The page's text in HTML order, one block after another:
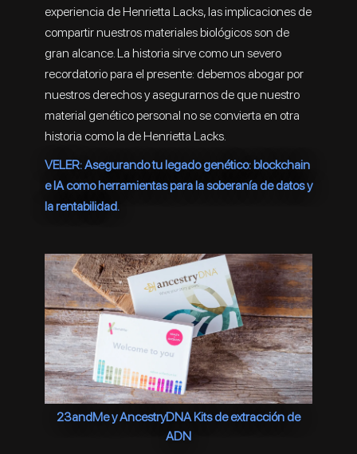
experiencia de Henrietta Lacks, las implicaciones de
compartir nuestros materiales biológicos son de
gran alcance. La historia sirve como un severo
recordatorio para el presente: debemos abogar por
nuestros derechos y asegurarnos de que nuestro
material genético personal no se convierta en otra
historia como la de Henrietta Lacks.
VELER: Asegurando tu legado genético: blockchain
e IA como herramientas para la soberanía de datos y
la rentabilidad.
23andMe y AncestryDNA Kits de extracción de
ADN